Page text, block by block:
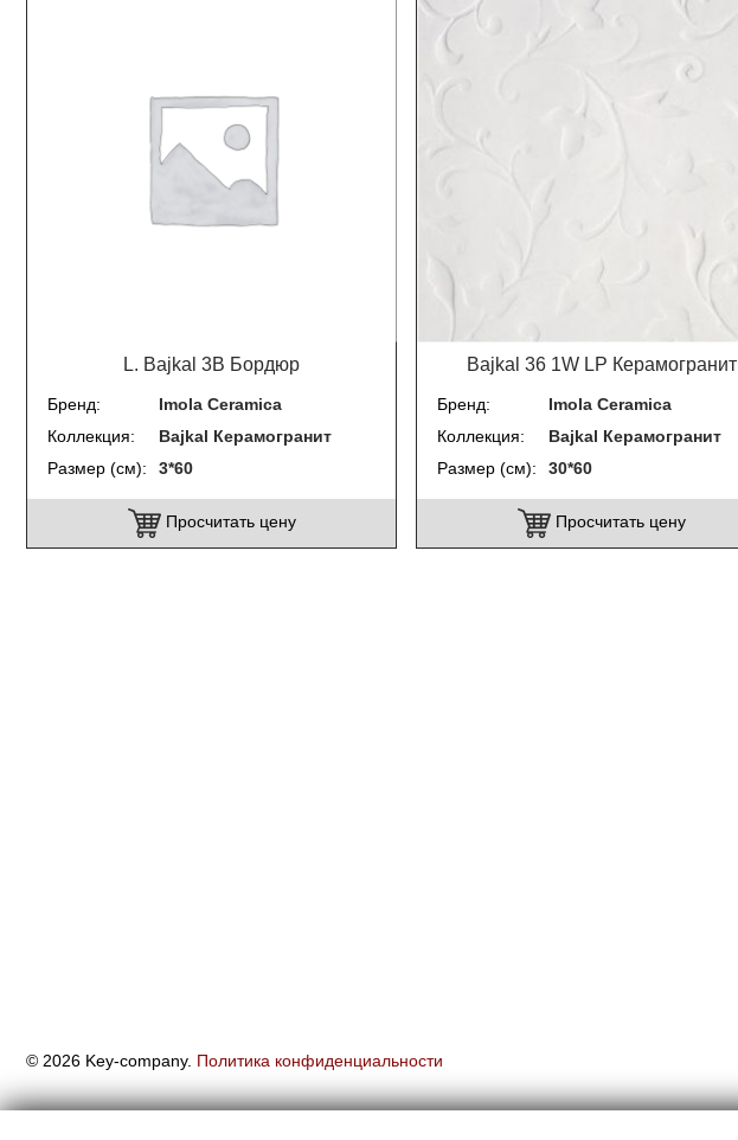
L. Bajkal 3B Бордюр
Бренд
Imola Ceramica
Коллекция
Bajkal Керамогранит
Размер (см)
3*60
Просчитать цену
Bajkal 36 1W LP Керамогранит
Бренд
Imola Ceramica
Коллекция
Bajkal Керамогранит
Размер (см)
30*60
Просчитать цену
© 2026 Key-company. Политика конфиденциальности